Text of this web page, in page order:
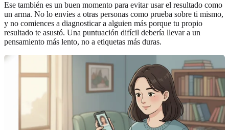
Ese también es un buen momento para evitar usar el resultado como
un arma. No lo envíes a otras personas como prueba sobre ti mismo,
y no comiences a diagnosticar a alguien más porque tu propio
resultado te asustó. Una puntuación difícil debería llevar a un
pensamiento más lento, no a etiquetas más duras.